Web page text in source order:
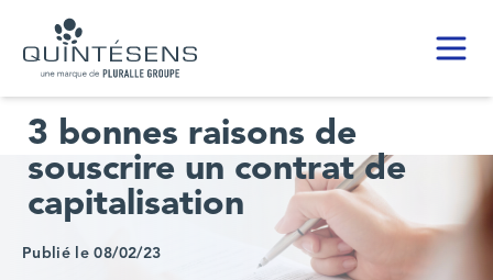
Home page
3 bonnes raisons de
souscrire un contrat de
capitalisation
Publié le 08/02/23